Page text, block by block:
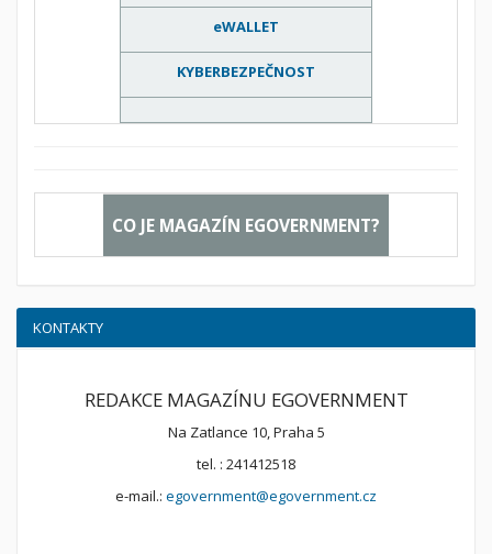
eWALLET
KYBERBEZPEČNOST
CO JE MAGAZÍN EGOVERNMENT?
KONTAKTY
REDAKCE MAGAZÍNU EGOVERNMENT
Na Zatlance 10, Praha 5
tel. : 241412518
e-mail.: egovernment@egovernment.cz